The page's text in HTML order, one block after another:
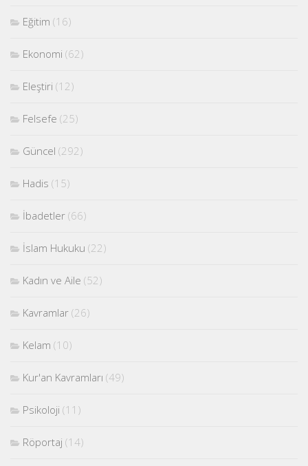
Eğitim (16)
Ekonomi (62)
Eleştiri (12)
Felsefe (25)
Güncel (292)
Hadis (15)
İbadetler (66)
İslam Hukuku (22)
Kadın ve Aile (52)
Kavramlar (26)
Kelam (10)
Kur'an Kavramları (49)
Psikoloji (11)
Röportaj (14)